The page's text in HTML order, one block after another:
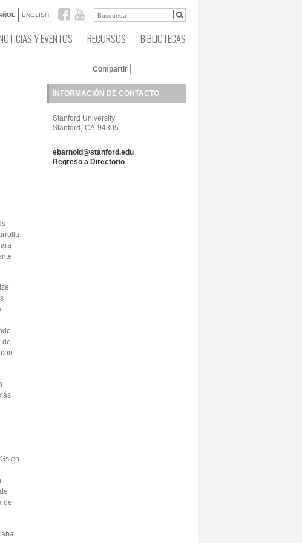
ENGLISH
Y EVENTOS RECURSOS BIBLIOTECAS
Compartir
de
en
de
INFORMACIÓN DE CONTACTO
Stanford University
Stanford, CA 94305
ebarnold@stanford.edu
Regreso a Directorio